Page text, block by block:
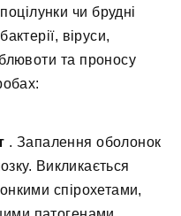
чи брудні
віруси,
та проносу
. Запалення оболонок
Викликається
спірохетами,